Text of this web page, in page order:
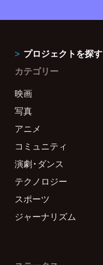
プロジェクトを探す
カテゴリー
映画
写真
アニメ
コミュニティ
演劇・ダンス
テクノロジー
スポーツ
ジャーナリズム